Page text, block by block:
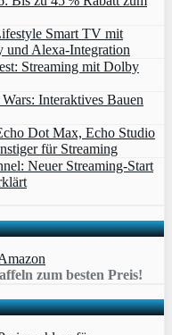
Smart TV mit
Alexa‑Integration
Streaming mit Dolby
Interaktives Bauen
Dot Max, Echo Studio
für Streaming
Neuer Streaming‑Start
zum besten Preis!